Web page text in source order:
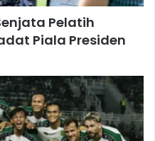
Pelatih
Piala Presiden